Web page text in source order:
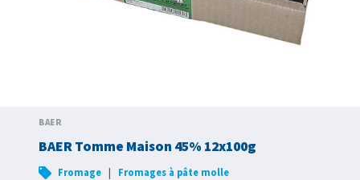
BAER
BAER Tomme Maison 45% 12x100g
Fromage | Fromages à pâte molle